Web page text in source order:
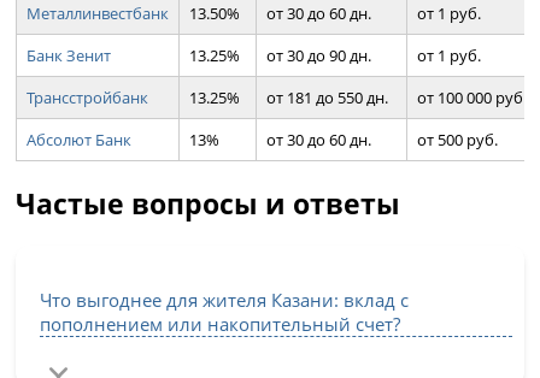
Металлинвестбанк
13.50% от 30 до 60 дн.
от 1 руб.
Банк Зенит
13.25% от 30 до 90 дн.
от 1 руб.
Трансстройбанк
13.25% от 181 до 550 дн.
от 100 000 руб.
Абсолют Банк
13% от 30 до 60 дн. от 500 руб.
Частые вопросы и ответы
Что выгоднее для жителя Казани: вклад с
пополнением или накопительный счет?